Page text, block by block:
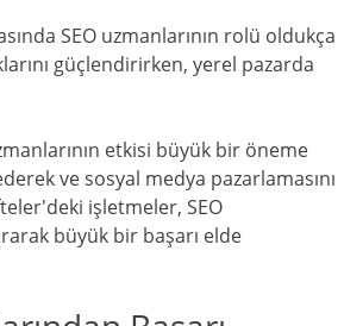
SEO uzmanlarının rolü oldukça
güçlendirirken, yerel pazarda
etkisi büyük bir öneme
ve sosyal medya pazarlamasını
işletmeler, SEO
büyük bir başarı elde